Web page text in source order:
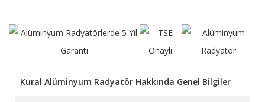
Kural Alüminyum Radyatör Hakkında Genel Bilgiler